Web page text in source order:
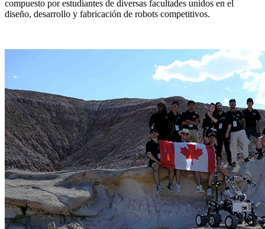
compuesto por estudiantes de diversas facultades unidos en el
diseño, desarrollo y fabricación de robots competitivos.